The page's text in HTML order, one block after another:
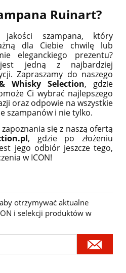
Ruinart?
jakości szampana, który
dla Ciebie chwilę lub
eleganckiego prezentu?
jedną z najbardziej
Zapraszamy do naszego
Whisky Selection, gdzie
Ci wybrać najlepszego
oraz odpowie na wszystkie
szampanów i nie tylko.
się z naszą ofertą
, gdzie po złożeniu
jego odbiór jeszcze tego,
w ICON!
otrzymywać aktualne
i selekcji produktów w